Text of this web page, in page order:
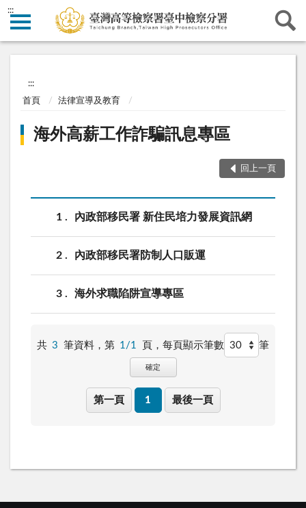
:::
:::
首頁 法律宣導及教育
海外高薪工作詐騙訊息專區
回上一頁
1 內政部移民署 新住民培力發展資訊網
2 內政部移民署防制人口販運
3 海外求職陷阱宣導專區
共 3 筆資料，第 1/1 頁， 每頁顯示筆數 筆
確定
第一頁 1 最後一頁